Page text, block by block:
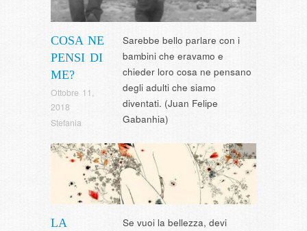
COSA NE
PENSI DI
ME?
Ottobre 11,
2018
Stefania
Sarebbe bello parlare con i
bambini che eravamo e
chieder loro cosa ne pensano
degli adulti che siamo
diventati. (Juan Felipe
Gabanhia)
LA
vari
Se vuoi la bellezza, devi